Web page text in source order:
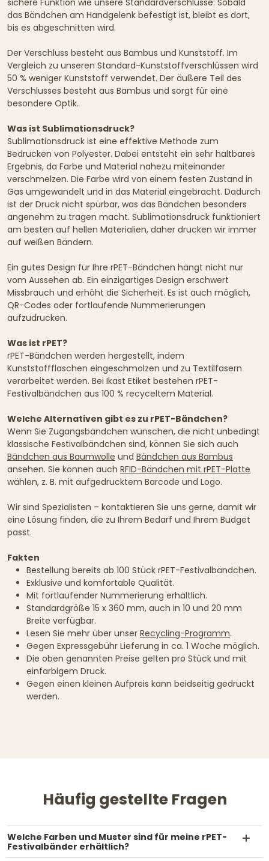
das Bändchen am Handgelenk befestigt ist, bleibt es dort,
bis es abgeschnitten wird.
Der Verschluss besteht aus Bambus und Kunststoff. Im
Vergleich zu unseren Standard-Kunststoffverschlüssen wird
50 % weniger Kunststoff verwendet. Der äußere Teil des
Verschlusses besteht aus Bambus und sorgt für eine
besondere Optik.
Was ist Sublimationsdruck?
Sublimationsdruck ist eine effektive Methode zum
Bedrucken von Polyester. Dabei entsteht ein sehr haltbares
Ergebnis, da Farbe und Material nahezu miteinander
verschmelzen. Die Farbe wird von einem festen Zustand in
Gas umgewandelt und in das Material eingebracht. Dadurch
ist der Druck nicht spürbar, was das Bändchen besonders
angenehm zu tragen macht. Sublimationsdruck funktioniert
am besten auf hellen Materialien, daher drucken wir immer
auf weißen Bändern.
Ein gutes Design für Ihre rPET-Bändchen hängt nicht nur
vom Aussehen ab. Ein einzigartiges Design erschwert
Missbrauch und erhöht die Sicherheit. Es ist auch möglich,
QR-Codes oder fortlaufende Nummerierungen
aufzudrucken.
Was ist rPET?
rPET-Bändchen werden hergestellt, indem
Kunststoffflaschen eingeschmolzen und zu Textilfasern
verarbeitet werden. Bei Ikast Etiket bestehen rPET-
Festivalbändchen aus 100 % recyceltem Material.
Welche Alternativen gibt es zu rPET-Bändchen?
Wenn Sie Zugangsbändchen wünschen, die nicht unbedingt
klassische Festivalbändchen sind, können Sie sich auch
Bändchen aus Baumwolle und Bändchen aus Bambus
ansehen. Sie können auch RFID-Bändchen mit rPET-Platte
wählen, z. B. mit aufgedrucktem Barcode und Logo.
Wir sind Spezialisten – kontaktieren Sie uns gerne, damit wir
eine Lösung finden, die zu Ihrem Bedarf und Ihrem Budget
passt.
Fakten
Bestellung bereits ab 100 Stück rPET-Festivalbändchen.
Exklusive und komfortable Qualität.
Mit fortlaufender Nummerierung erhältlich.
Standardgröße 15 x 360 mm, auch in 10 und 20 mm
Breite verfügbar.
Lesen Sie mehr über unser Recycling-Programm.
Gegen Expressgebühr Lieferung in ca. 1 Woche möglich.
Die oben genannten Preise gelten pro Stück und mit
einfarbigem Druck.
Gegen einen kleinen Aufpreis kann beidseitig gedruckt
werden.
Häufig gestellte Fragen
Welche Farben und Muster sind für meine rPET-
Festivalbänder erhältlich?